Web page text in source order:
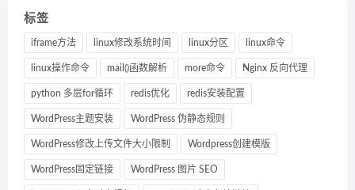
标签
iframe方法 linux修改系统时间 linux分区 linux命令
linux操作命令 mail()函数解析 more命令 Nginx 反向代理
python 多层for循环 redis优化 redis安装配置
WordPress主题安装 WordPress 伪静态规则
WordPress修改上传文件大小限制 Wordpress创建模版
WordPress固定链接 WordPress 图片 SEO